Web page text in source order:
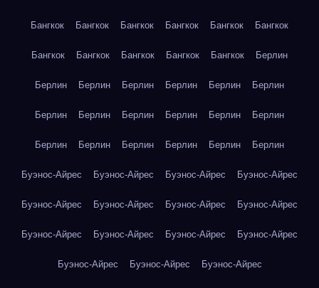
Бангкок Бангкок Бангкок Бангкок Бангкок Бангкок
Бангкок Бангкок Бангкок Бангкок Бангкок Берлин
Берлин Берлин Берлин Берлин Берлин Берлин
Берлин Берлин Берлин Берлин Берлин Берлин
Берлин Берлин Берлин Берлин Берлин Берлин
Буэнос-Айрес Буэнос-Айрес Буэнос-Айрес Буэнос-Айрес
Буэнос-Айрес Буэнос-Айрес Буэнос-Айрес Буэнос-Айрес
Буэнос-Айрес Буэнос-Айрес Буэнос-Айрес Буэнос-Айрес
Буэнос-Айрес Буэнос-Айрес Буэнос-Айрес